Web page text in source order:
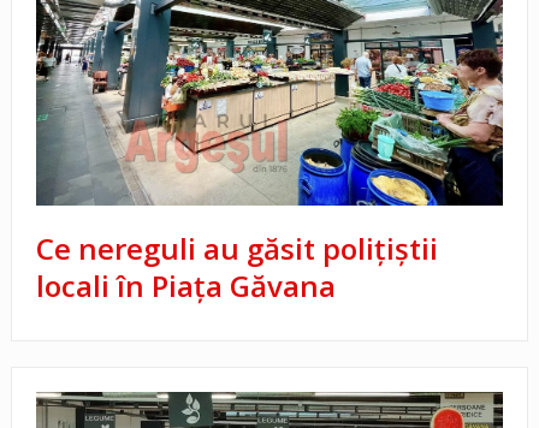
Ce nereguli au găsit polițiștii
locali în Piața Găvana